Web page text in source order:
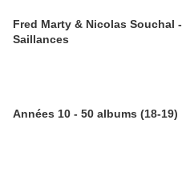
Fred Marty & Nicolas Souchal -
Saillances
Années 10 - 50 albums (18-19)